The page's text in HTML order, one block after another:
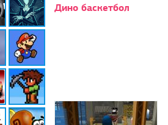
Дино баскетбол